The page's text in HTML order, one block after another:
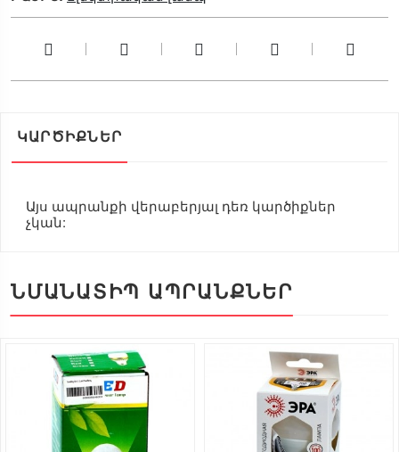
ԿԱՐԾԻՔՆԵՐ
Այս ապրանքի վերաբերյալ դեռ կարծիքներ
չկան:
ՆՄԱՆԱՏԻՊ ԱՊՐԱՆՔՆԵՐ